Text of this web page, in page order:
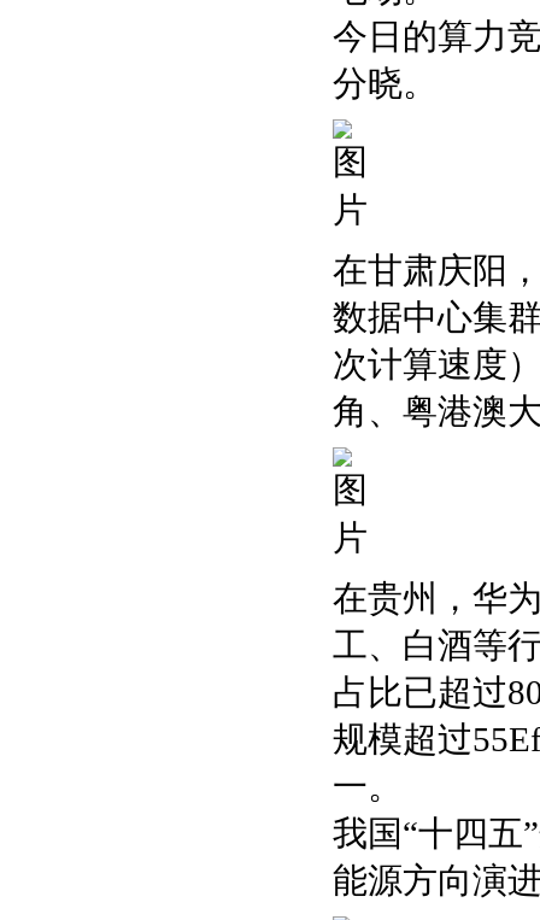
今日的算力
分晓。
在甘肃庆阳
数据中心集
次计算速度
角、粤港澳
在贵州，华
工、白酒等
占比已超过
规模超过
一。
我国“十四五
能源方向演